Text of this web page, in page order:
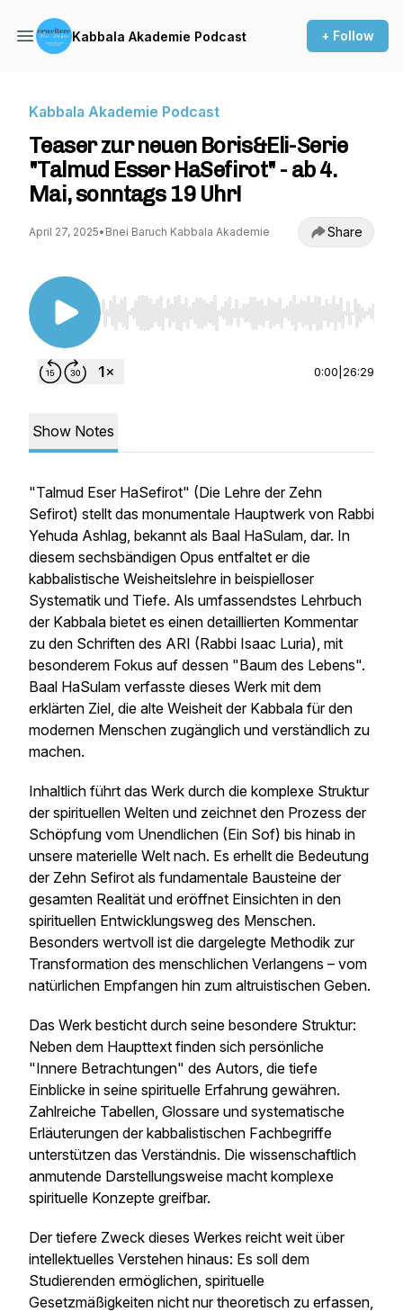
Kabbala Akademie Podcast + Follow
Kabbala Akademie Podcast
Teaser zur neuen Boris&Eli-Serie
"Talmud Esser HaSefirot" - ab 4.
Mai, sonntags 19 Uhr!
April 27, 2025• Bnei Baruch Kabbala Akademie Share
Use Left/Right to seek, Home/End to jump to
0:00 26:29
Show Notes
"Talmud Eser HaSefirot" (Die Lehre der Zehn
Sefirot) stellt das monumentale Hauptwerk von Rabbi
Yehuda Ashlag, bekannt als Baal HaSulam, dar. In
diesem sechsbändigen Opus entfaltet er die
kabbalistische Weisheitslehre in beispielloser
Systematik und Tiefe. Als umfassendstes Lehrbuch
der Kabbala bietet es einen detaillierten Kommentar
zu den Schriften des ARI (Rabbi Isaac Luria), mit
besonderem Fokus auf dessen "Baum des Lebens".
Baal HaSulam verfasste dieses Werk mit dem
erklärten Ziel, die alte Weisheit der Kabbala für den
modernen Menschen zugänglich und verständlich zu
machen.
Inhaltlich führt das Werk durch die komplexe Struktur
der spirituellen Welten und zeichnet den Prozess der
Schöpfung vom Unendlichen (Ein Sof) bis hinab in
unsere materielle Welt nach. Es erhellt die Bedeutung
der Zehn Sefirot als fundamentale Bausteine der
gesamten Realität und eröffnet Einsichten in den
spirituellen Entwicklungsweg des Menschen.
Besonders wertvoll ist die dargelegte Methodik zur
Transformation des menschlichen Verlangens – vom
natürlichen Empfangen hin zum altruistischen Geben.
Das Werk besticht durch seine besondere Struktur:
Neben dem Haupttext finden sich persönliche
"Innere Betrachtungen" des Autors, die tiefe
Einblicke in seine spirituelle Erfahrung gewähren.
Zahlreiche Tabellen, Glossare und systematische
Erläuterungen der kabbalistischen Fachbegriffe
unterstützen das Verständnis. Die wissenschaftlich
anmutende Darstellungsweise macht komplexe
spirituelle Konzepte greifbar.
Der tiefere Zweck dieses Werkes reicht weit über
intellektuelles Verstehen hinaus: Es soll dem
Studierenden ermöglichen, spirituelle
Gesetzmäßigkeiten nicht nur theoretisch zu erfassen,